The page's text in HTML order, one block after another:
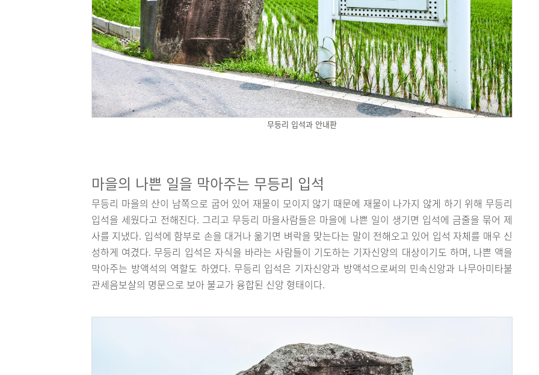
무등리 입석과 안내판
마을의 나쁜 일을 막아주는 무등리 입석
무등리 마을의 산이 남쪽으로 굽어 있어 재물이 모이지 않기 때문에 재물이 나가지 않게 하기 위해 무등리
입석을 세웠다고 전해진다. 그리고 무등리 마을사람들은 마을에 나쁜 일이 생기면 입석에 금줄을 묶어 제
사를 지냈다. 입석에 함부로 손을 대거나 옮기면 벼락을 맞는다는 말이 전해오고 있어 입석 자체를 매우 신
성하게 여겼다. 무등리 입석은 자식을 바라는 사람들이 기도하는 기자신앙의 대상이기도 하며, 나쁜 액을
막아주는 방액석의 역할도 하였다. 무등리 입석은 기자신앙과 방액석으로써의 민속신앙과 나무아미타불
관세음보살의 명문으로 보아 불교가 융합된 신앙 형태이다.